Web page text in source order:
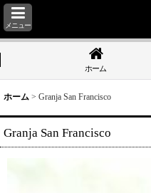
メニュー
ホーム
ホーム > Granja San Francisco
Granja San Francisco